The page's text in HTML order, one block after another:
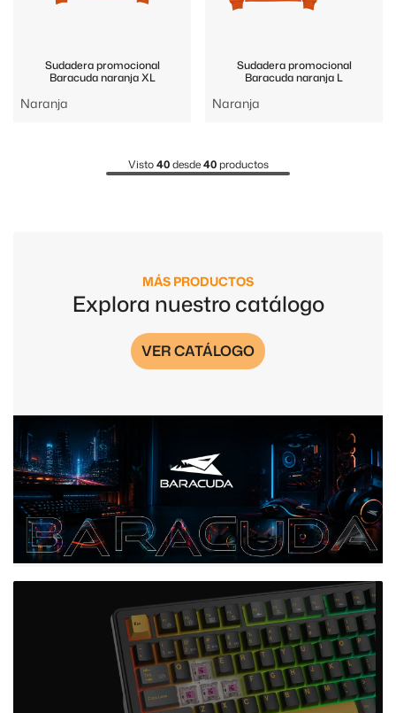
Sudadera promocional
Baracuda naranja XL
Naranja
Sudadera promocional
Baracuda naranja L
Naranja
Visto40desde40productos
MÁS PRODUCTOS
Explora nuestro catálogo
VER CATÁLOGO